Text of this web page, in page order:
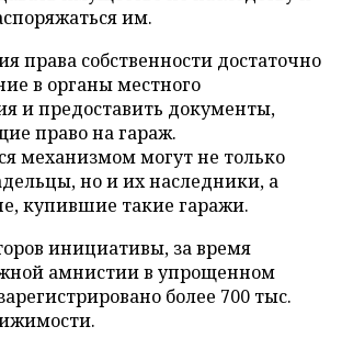
им.
права собственности достаточно
в органы местного
и предоставить документы,
право на гараж.
механизмом могут не только
но и их наследники, а
купившие такие гаражи.
инициативы, за время
амнистии в упрощенном
более 700 тыс.